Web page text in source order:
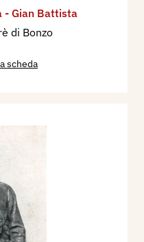
Gian Battista
di Bonzo
scheda